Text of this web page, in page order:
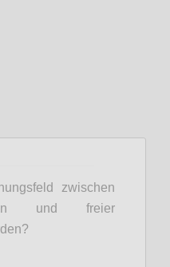
zwischen
und freier